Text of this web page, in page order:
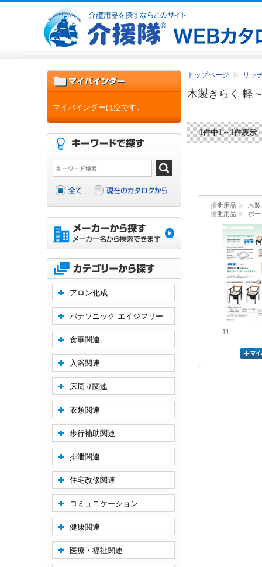
トップページ リッ
木製きらく 軽
1件中1～1件表示
排泄用品
木
排泄用品
ポ
11
マイバインダーは空です。
アロン化成
パナソニック エイジフリー
食事関連
入浴関連
床周り関連
衣類関連
歩行補助関連
排泄関連
住宅改修関連
コミュニケーション
健康関連
医療・福祉関連